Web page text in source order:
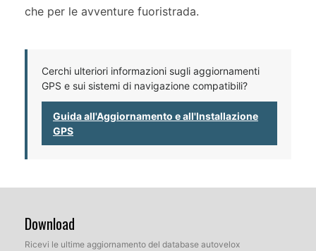
che per le avventure fuoristrada.
Cerchi ulteriori informazioni sugli aggiornamenti
GPS e sui sistemi di navigazione compatibili?
Guida all'Aggiornamento e all'Installazione
GPS
Download
Ricevi le ultime aggiornamento del database autovelox